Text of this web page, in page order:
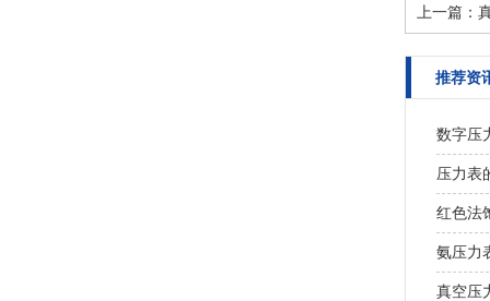
上一篇：
推荐资
数字压
压力表
红色法
氨压力
真空压